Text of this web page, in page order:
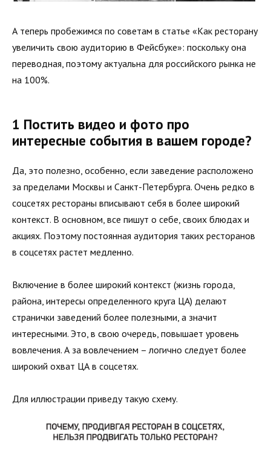
А теперь пробежимся по советам в статье «Как ресторану
увеличить свою аудиторию в Фейсбуке»: поскольку она
переводная, поэтому актуальна для российского рынка не
на 100%.
1 Постить видео и фото про
интересные события в вашем городе?
Да, это полезно, особенно, если заведение расположено
за пределами Москвы и Санкт-Петербурга. Очень редко в
соцсетях рестораны вписывают себя в более широкий
контекст. В основном, все пишут о себе, своих блюдах и
акциях. Поэтому постоянная аудитория таких ресторанов
в соцсетях растет медленно.
Включение в более широкий контекст (жизнь города,
района, интересы определенного круга ЦА) делают
странички заведений более полезными, а значит
интересными. Это, в свою очередь, повышает уровень
вовлечения. А за вовлечением – логично следует более
широкий охват ЦА в соцсетях.
Для иллюстрации приведу такую схему.